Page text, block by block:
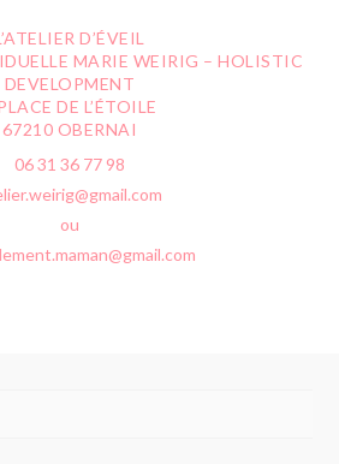
D’ÉVEIL
MARIE WEIRIG – HOLISTIC
DEVELOPMENT
DE L’ÉTOILE
67210 OBERNAI
06 31 36 77 98
ou